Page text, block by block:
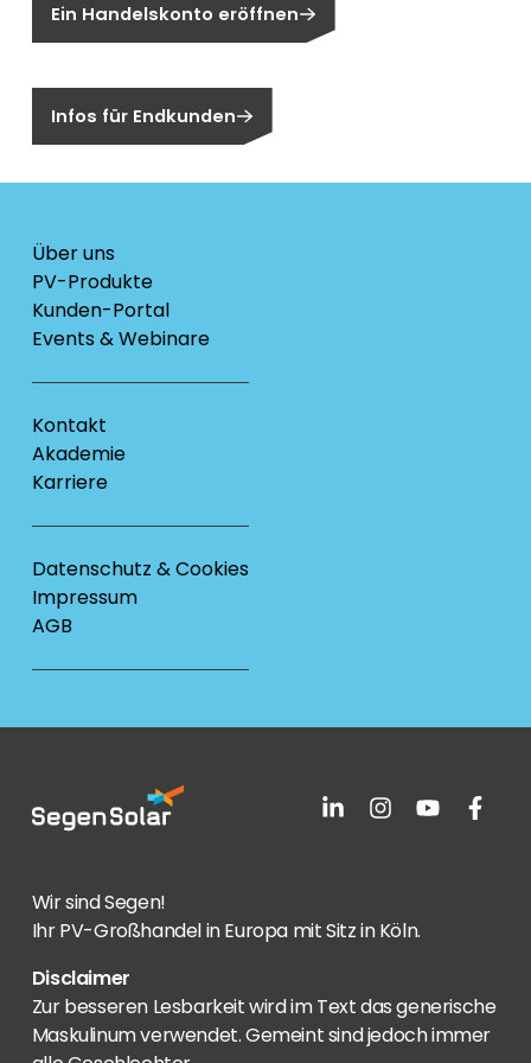
Ein Handelskonto eröffnen
Infos für Endkunden
Über uns
PV-Produkte
Kunden-Portal
Events & Webinare
Kontakt
Akademie
Karriere
Datenschutz & Cookies
Impressum
AGB
Wir sind Segen!
Ihr PV-Großhandel in Europa mit Sitz in Köln.
Disclaimer
Zur besseren Lesbarkeit wird im Text das generische
Maskulinum verwendet. Gemeint sind jedoch immer